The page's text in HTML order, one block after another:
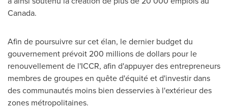
Canada.
Afin de poursuivre sur cet élan, le dernier budget du
gouvernement prévoit 200 millions de dollars pour le
renouvellement de l'ICCR, afin d'appuyer des entrepreneurs
membres de groupes en quête d'équité et d'investir dans
des communautés moins bien desservies à l'extérieur des
zones métropolitaines.